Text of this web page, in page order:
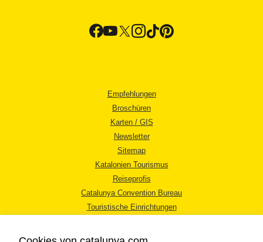
Empfehlungen
Broschüren
Karten / GIS
Newsletter
Sitemap
Katalonien Tourismus
Reiseprofis
Catalunya Convention Bureau
Touristische Einrichtungen